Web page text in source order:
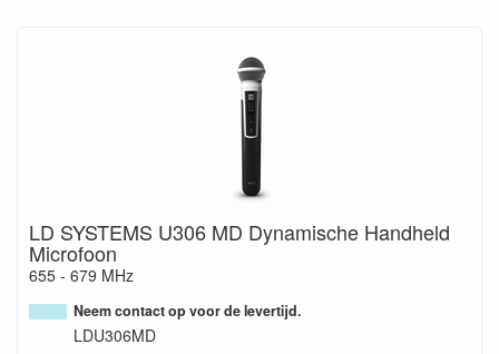
LD SYSTEMS U306 MD Dynamische Handheld
Microfoon
655 - 679 MHz
Neem contact op voor de levertijd.
LDU306MD